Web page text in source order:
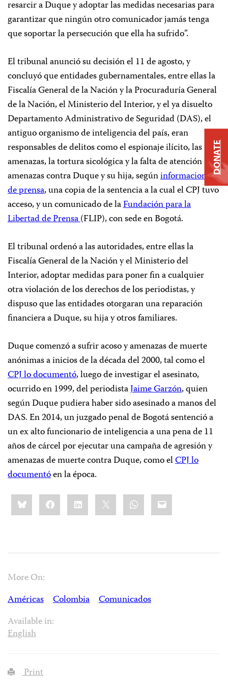
resarcir a Duque y adoptar las medidas necesarias para
garantizar que ningún otro comunicador jamás tenga
que soportar la persecución que ella ha sufrido”.
El tribunal anunció su decisión el 11 de agosto, y
concluyó que entidades gubernamentales, entre ellas la
Fiscalía General de la Nación y la Procuraduría General
de la Nación, el Ministerio del Interior, y el ya disuelto
Departamento Administrativo de Seguridad (DAS), el
antiguo organismo de inteligencia del país, eran
responsables de delitos como el espionaje ilícito, las
amenazas, la tortura sicológica y la falta de atención a las
amenazas contra Duque y su hija, segúninformaciones
de prensa, una copia de la sentencia a la cual el CPJ tuvo
acceso, y un comunicado de laFundación para la
Libertad de Prensa(FLIP), con sede en Bogotá.
El tribunal ordenó a las autoridades, entre ellas la
Fiscalía General de la Nación y el Ministerio del
Interior, adoptar medidas para poner fin a cualquier
otra violación de los derechos de los periodistas, y
dispuso que las entidades otorgaran una reparación
financiera a Duque, su hija y otros familiares.
Duque comenzó a sufrir acoso y amenazas de muerte
anónimas a inicios de la década del 2000, tal como el
CPJ lo documentó, luego de investigar el asesinato,
ocurrido en 1999, del periodistaJaime Garzón, quien
según Duque pudiera haber sido asesinado a manos del
DAS. En 2014, un juzgado penal de Bogotá sentenció a
un ex alto funcionario de inteligencia a una pena de 11
años de cárcel por ejecutar una campaña de agresión y
amenazas de muerte contra Duque, como elCPJ lo
documentóen la época.
Share
this:BlueskyFacebookLinkedIn WhatsApp
Email
More On:
Américas
Colombia
Comunicados
Available in:
English
Print
DONATE